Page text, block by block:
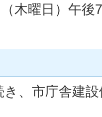
木曜日）午後
、市庁舎建